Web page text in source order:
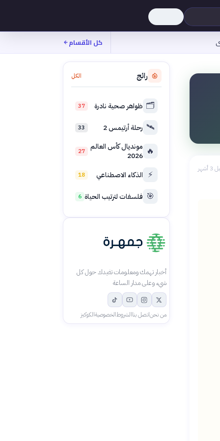
كل الأقسام
أشهر
رائج الكل
🗂️ ظواهر صحية نادرة 37
🛰️ رحلة أرتيمس 2 33
🔥 مونديال كأس العالم
2026
27
⚡ الذكاء الاصطناعي 18
🎯 فلسفات لترتيب الحياة 6
أخبار تهمك ومعلومات تفيدك حول كل
شيء وعلى مدار الساعة
من نحناتصل بناالشروطالخصوصيةالكوكيز